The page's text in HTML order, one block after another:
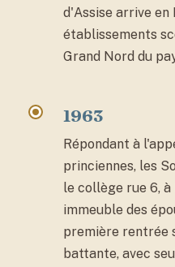
d'Assise arrive
établissements
Grand Nord du
1963
Répondant à
princiennes, les
le collège rue 6, à
immeuble des
première rentrée
battante, avec